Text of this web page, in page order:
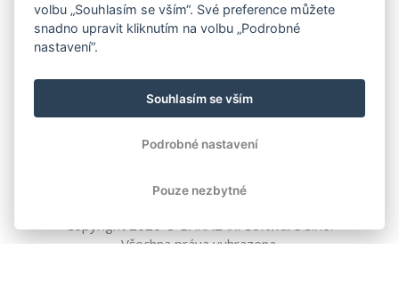
Všechna práva vyhrazena.
volbu „Souhlasím se vším“. Své preference můžete
snadno upravit kliknutím na volbu „Podrobné
nastavení“.
Souhlasím se vším
Podrobné nastavení
Pouze nezbytné